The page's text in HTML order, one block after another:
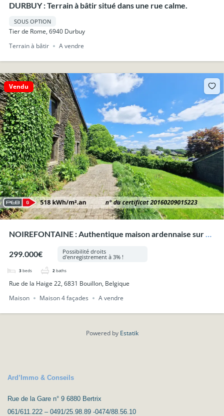
DURBUY : Terrain à bâtir situé dans une rue calme.
SOUS OPTION
Tier de Rome, 6940 Durbuy
Terrain à bâtir
A vendre
Vendu
NOIREFONTAINE : Authentique maison ardennaise sur 5a
299.000€
Possibilité droits
d'enregistrement à 3% !
3 beds 2 baths
Rue de la Haige 22, 6831 Bouillon, Belgique
Maison
Maison 4 façades A vendre
Powered by Estatik
Ard’Immo & Conseils
Rue de la Gare n° 9 6880 Bertrix
061/611.222 – 0491/25.98.89 -0474/88.56.10